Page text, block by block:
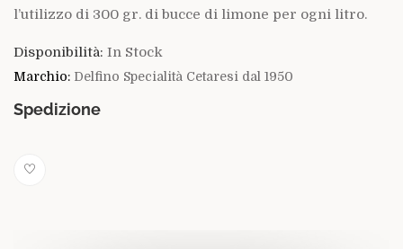
l’utilizzo di 300 gr. di bucce di limone per ogni litro.
Disponibilità: In Stock
Marchio: Delfino Specialità Cetaresi dal 1950
Spedizione